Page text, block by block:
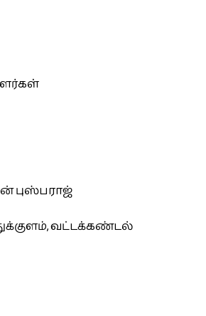
புஸ்பராஜ்
வட்டக்கண்டல்